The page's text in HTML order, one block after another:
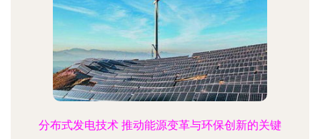
分布式发电技术 推动能源变革与环保创新的关键